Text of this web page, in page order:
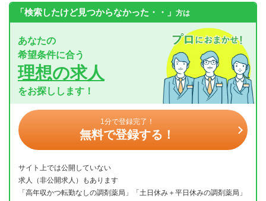
「検索したけど見つからなかった・・」 方は
あなたの
希望条件に合う
理想の求人
をお探しします！
1分で登録完了！
無料で登録する！
サイト上では公開していない
求人（非公開求人）もあります
「高年収かつ転勤なしの調剤薬局」「土日休み＋平日休みの調剤薬局」